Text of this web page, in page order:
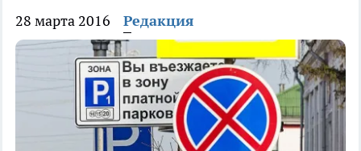
28 марта 2016 Редакция